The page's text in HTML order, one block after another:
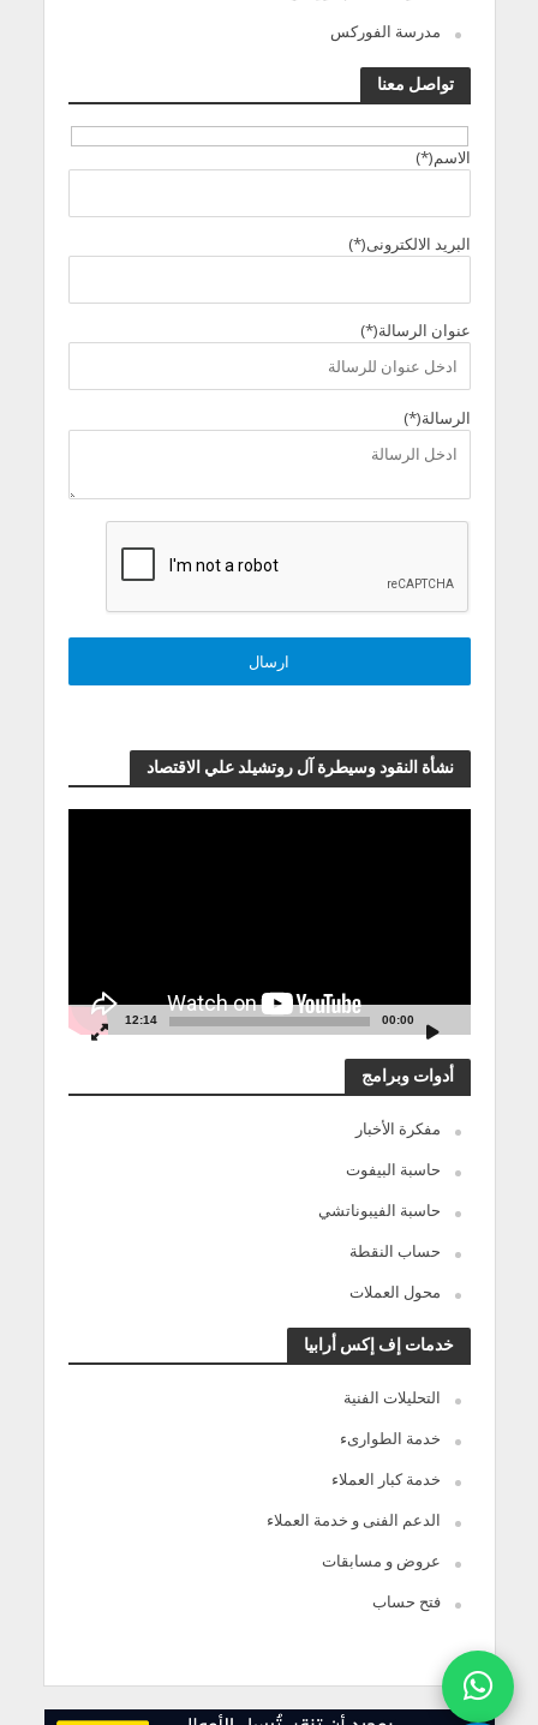
مدرسة الفوركس
تواصل معنا
الاسم(*)
البريد الالكترونى(*)
عنوان الرسالة(*)
الرسالة(*)
نشأة النقود وسيطرة آل روتشيلد علي الاقتصاد
00:00
12:14
أدوات وبرامج
مفكرة الأخبار
حاسبة البيفوت
حاسبة الفيبوناتشي
حساب النقطة
محول العملات
خدمات إف إكس أرابيا
التحليلات الفنية
خدمة الطوارىء
خدمة كبار العملاء
الدعم الفنى و خدمة العملاء
عروض و مسابقات
فتح حساب